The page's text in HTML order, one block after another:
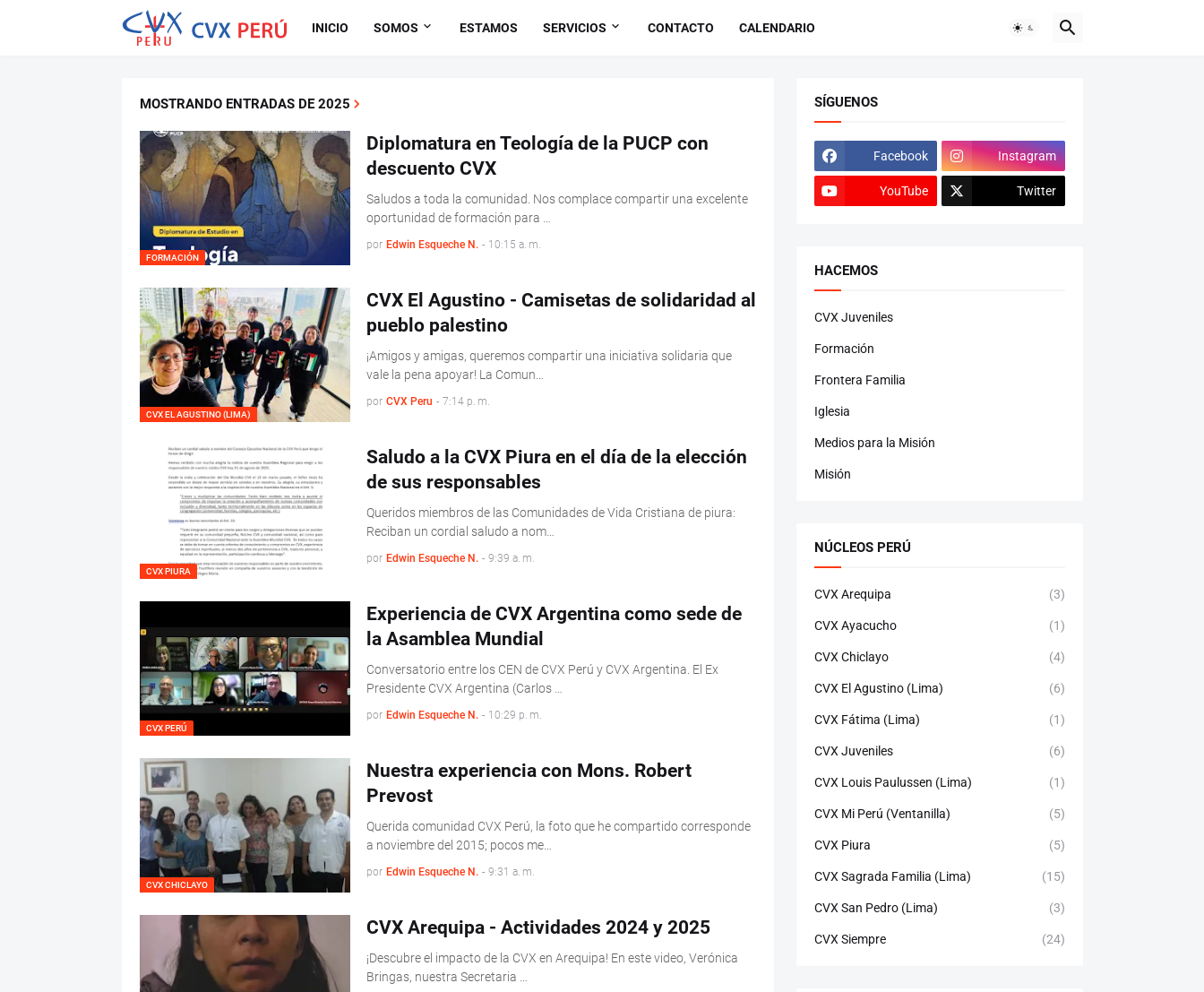
INICIO SOMOS ESTAMOS SERVICIOS CONTACTO CALENDARIO
MOSTRANDO ENTRADAS DE 2025
FORMACIÓN
Diplomatura en Teología de la PUCP con
descuento CVX
Saludos a toda la comunidad. Nos complace compartir una excelente
oportunidad de formación para …
por Edwin Esqueche N. - 10:15 a. m.
CVX EL AGUSTINO (LIMA)
CVX El Agustino - Camisetas de solidaridad al
pueblo palestino
¡Amigos y amigas, queremos compartir una iniciativa solidaria que
vale la pena apoyar! La Comun…
por CVX Peru - 7:14 p. m.
CVX PIURA
Saludo a la CVX Piura en el día de la elección
de sus responsables
Queridos miembros de las Comunidades de Vida Cristiana de piura:
Reciban un cordial saludo a nom…
por Edwin Esqueche N. - 9:39 a. m.
CVX PERÚ
Experiencia de CVX Argentina como sede de
la Asamblea Mundial
Conversatorio entre los CEN de CVX Perú y CVX Argentina. El Ex
Presidente CVX Argentina (Carlos …
por Edwin Esqueche N. - 10:29 p. m.
CVX CHICLAYO
Nuestra experiencia con Mons. Robert
Prevost
Querida comunidad CVX Perú, la foto que he compartido corresponde
a noviembre del 2015; pocos me…
por Edwin Esqueche N. - 9:31 a. m.
CVX Arequipa - Actividades 2024 y 2025
¡Descubre el impacto de la CVX en Arequipa! En este video, Verónica
Bringas, nuestra Secretaria …
SÍGUENOS
Facebook Instagram
YouTube Twitter
HACEMOS
CVX Juveniles
Formación
Frontera Familia
Iglesia
Medios para la Misión
Misión
NÚCLEOS PERÚ
CVX Arequipa (3)
CVX Ayacucho (1)
CVX Chiclayo (4)
CVX El Agustino (Lima) (6)
CVX Fátima (Lima) (1)
CVX Juveniles (6)
CVX Louis Paulussen (Lima) (1)
CVX Mi Perú (Ventanilla) (5)
CVX Piura (5)
CVX Sagrada Familia (Lima) (15)
CVX San Pedro (Lima) (3)
CVX Siempre (24)